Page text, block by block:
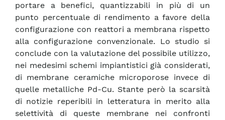
portare a benefici, quantizzabili in più di un
punto percentuale di rendimento a favore della
configurazione con reattori a membrana rispetto
alla configurazione convenzionale. Lo studio si
conclude con la valutazione del possibile utilizzo,
nei medesimi schemi impiantistici già considerati,
di membrane ceramiche microporose invece di
quelle metalliche Pd-Cu. Stante però la scarsità
di notizie reperibili in letteratura in merito alla
selettività di queste membrane nei confronti